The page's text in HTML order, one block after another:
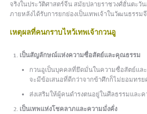
จริงในประวัติศาสตร์จีน สมัยปลายราชวงศ์ฮั่นตะวั
ภายหลังได้รับการยกย่องเป็นเทพเจ้าในวัฒนธรรม
เหตุผลที่คนกราบไหว้เทพเจ้ากวนอู
เป็นสัญลักษณ์แห่งความซื่อสัตย์และคุณธรรม
กวนอูเป็นบุคคลที่ยึดมั่นในความซื่อสัตย์และ
จะมีข้อเสนอที่ดีกว่าจากข้าศึกก็ไม่ยอมทรย
ส่งเสริมให้ผู้คนดำรงตนอยู่ในศีลธรรมและ
เป็นเทพแห่งโชคลาภและความมั่งคั่ง